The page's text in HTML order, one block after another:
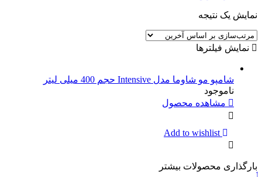
نمایش یک نتیجه
نمایش فیلترها
شامپو مو شاوما مدل Intensive حجم 400 میلی لیتر
ناموجود
مشاهده محصول
Add to wishlist
بارگذاری محصولات بیشتر